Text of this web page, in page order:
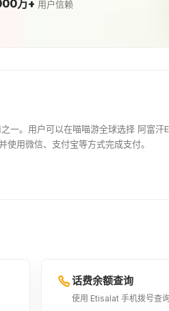
万+ 用户信赖
一。用户可以在喵喵游全球选择 阿富汗
使用微信、支付宝等方式完成支付。
话费余额查询
使用 Etisalat 手机拨号查